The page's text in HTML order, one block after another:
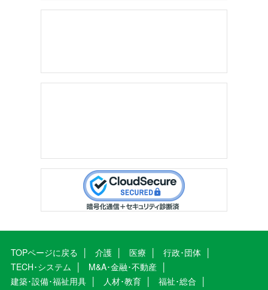
TOPページに戻る 介護 医療
行政･団体
TECH･システム
M&A･金融･不動産
建築･設備･福祉用具
人材･教育
福祉･総合